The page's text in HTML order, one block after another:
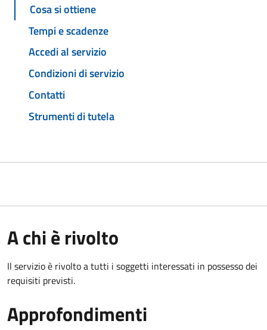
Cosa si ottiene
Tempi e scadenze
Accedi al servizio
Condizioni di servizio
Contatti
Strumenti di tutela
A chi è rivolto
Il servizio è rivolto a tutti i soggetti interessati in possesso dei
requisiti previsti.
Approfondimenti